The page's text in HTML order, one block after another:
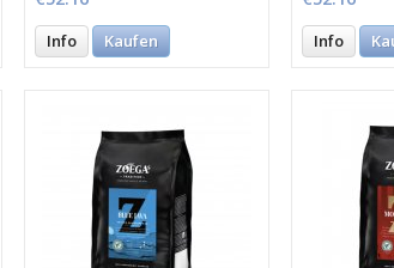
Info Kaufen Info